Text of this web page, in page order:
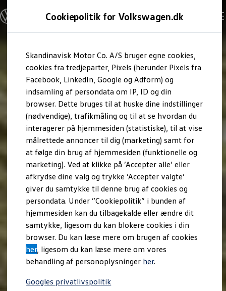
Cookiepolitik for Volkswagen.dk
Skandinavisk Motor Co. A/S bruger egne cookies,
cookies fra tredjeparter, Pixels (herunder Pixels fra
Facebook, LinkedIn, Google og Adform) og
indsamling af persondata om IP, ID og din
browser. Dette bruges til at huske dine indstillinger
(nødvendige), trafikmåling og til at se hvordan du
interagerer på hjemmesiden (statistiske), til at vise
målrettede annoncer til dig (marketing) samt for
at følge din brug af hjemmesiden (funktionelle og
marketing). Ved at klikke på ’Accepter alle’ eller
afkrydse dine valg og trykke ’Accepter valgte’
giver du samtykke til denne brug af cookies og
persondata. Under ”Cookiepolitik” i bunden af
hjemmesiden kan du tilbagekalde eller ændre dit
samtykke, ligesom du kan blokere cookies i din
browser. Du kan læse mere om brugen af cookies
her, ligesom du kan læse mere om vores
behandling af personoplysninger her.
Googles privatlivspolitik
hovedindhold
footer
Modeller og konfigurator
Byg din Volkswagen
Alle modeller
Kend din Volkswagen
Erhvervsbiler
Værktøjskassen
ConnectedFleet
Service
California on Tour app
Elektriske biler
Elbiler
ID. Polo
ID. Cross
ID.3 Neo
ID.4
ID.5
ID.7
ID.7 Tourer
ID. Buzz
Konceptbiler
ID. EVERY1
ID. 2all & ID. GTI
Varebiler på el
Elektromobilitet i dagligdagen
Eldrevne modeller
ID. Buzz Cargo
Opladning og Rækkevidde
Opladning med Clever
Opladning med Clever - Erhvervsbiler